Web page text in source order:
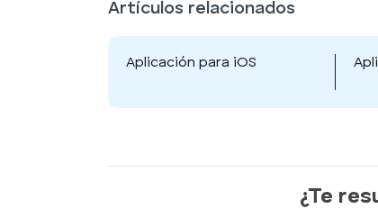
Artículos relacionados
Aplicación para iOS
¿Te